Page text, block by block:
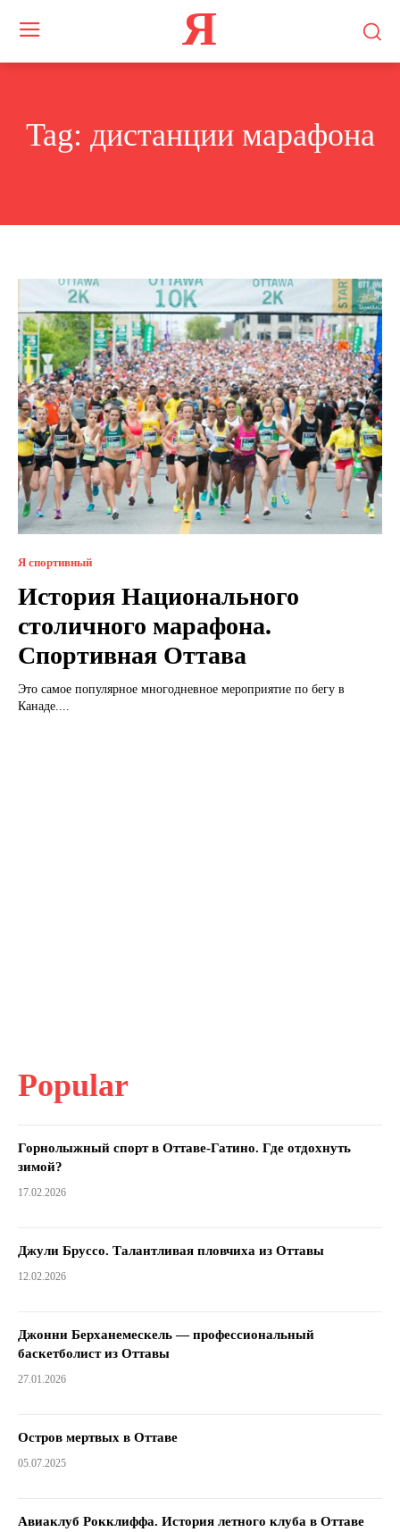
Я
Tag: дистанции марафона
Я спортивный
История Национального
столичного марафона.
Спортивная Оттава
Это самое популярное многодневное мероприятие по бегу в
Канаде....
Popular
Горнолыжный спорт в Оттаве-Гатино. Где отдохнуть
зимой?
17.02.2026
Джули Бруссо. Талантливая пловчиха из Оттавы
12.02.2026
Джонни Берханемескель — профессиональный
баскетболист из Оттавы
27.01.2026
Остров мертвых в Оттаве
05.07.2025
Авиаклуб Рокклиффа. История летного клуба в Оттаве